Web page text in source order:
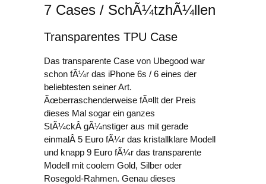
7 Cases / SchÃ¼tzhÃ¼llen
Transparentes TPU Case
Das transparente Case von Ubegood war
schon fÃ¼r das iPhone 6s / 6 eines der
beliebtesten seiner Art.
Ãœberraschenderweise fÃ¤llt der Preis
dieses Mal sogar ein ganzes
StÃ¼ckÂ gÃ¼nstiger aus mit gerade
einmalÂ 5 Euro fÃ¼r das kristallklare Modell
und knapp 9 Euro fÃ¼r das transparente
Modell mit coolem Gold, Silber oder
Rosegold-Rahmen. Genau dieses